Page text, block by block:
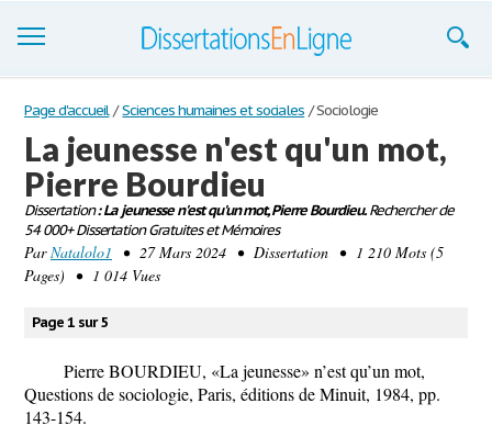
Dissertations
S'inscrire
Se connecter
Contactez-nous
Page d'accueil / Sciences humaines et sociales /Sociologie
La jeunesse n'est qu'un mot,
Pierre Bourdieu
Dissertation: La jeunesse n'est qu'un mot, Pierre Bourdieu.Rechercher de
54 000+ Dissertation Gratuites et Mémoires
ParNatalolo1 • 27 Mars 2024 • Dissertation • 1 210 Mots (5
Pages) • 1 014 Vues
Page 1 sur 5
Pierre BOURDIEU, «La jeunesse» n’est qu’un mot,
Questions de sociologie, Paris, éditions de Minuit, 1984, pp.
143-154.